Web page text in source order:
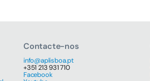
Contacte-nos
info@aplisboa.pt
+351 213 931 710
Facebook